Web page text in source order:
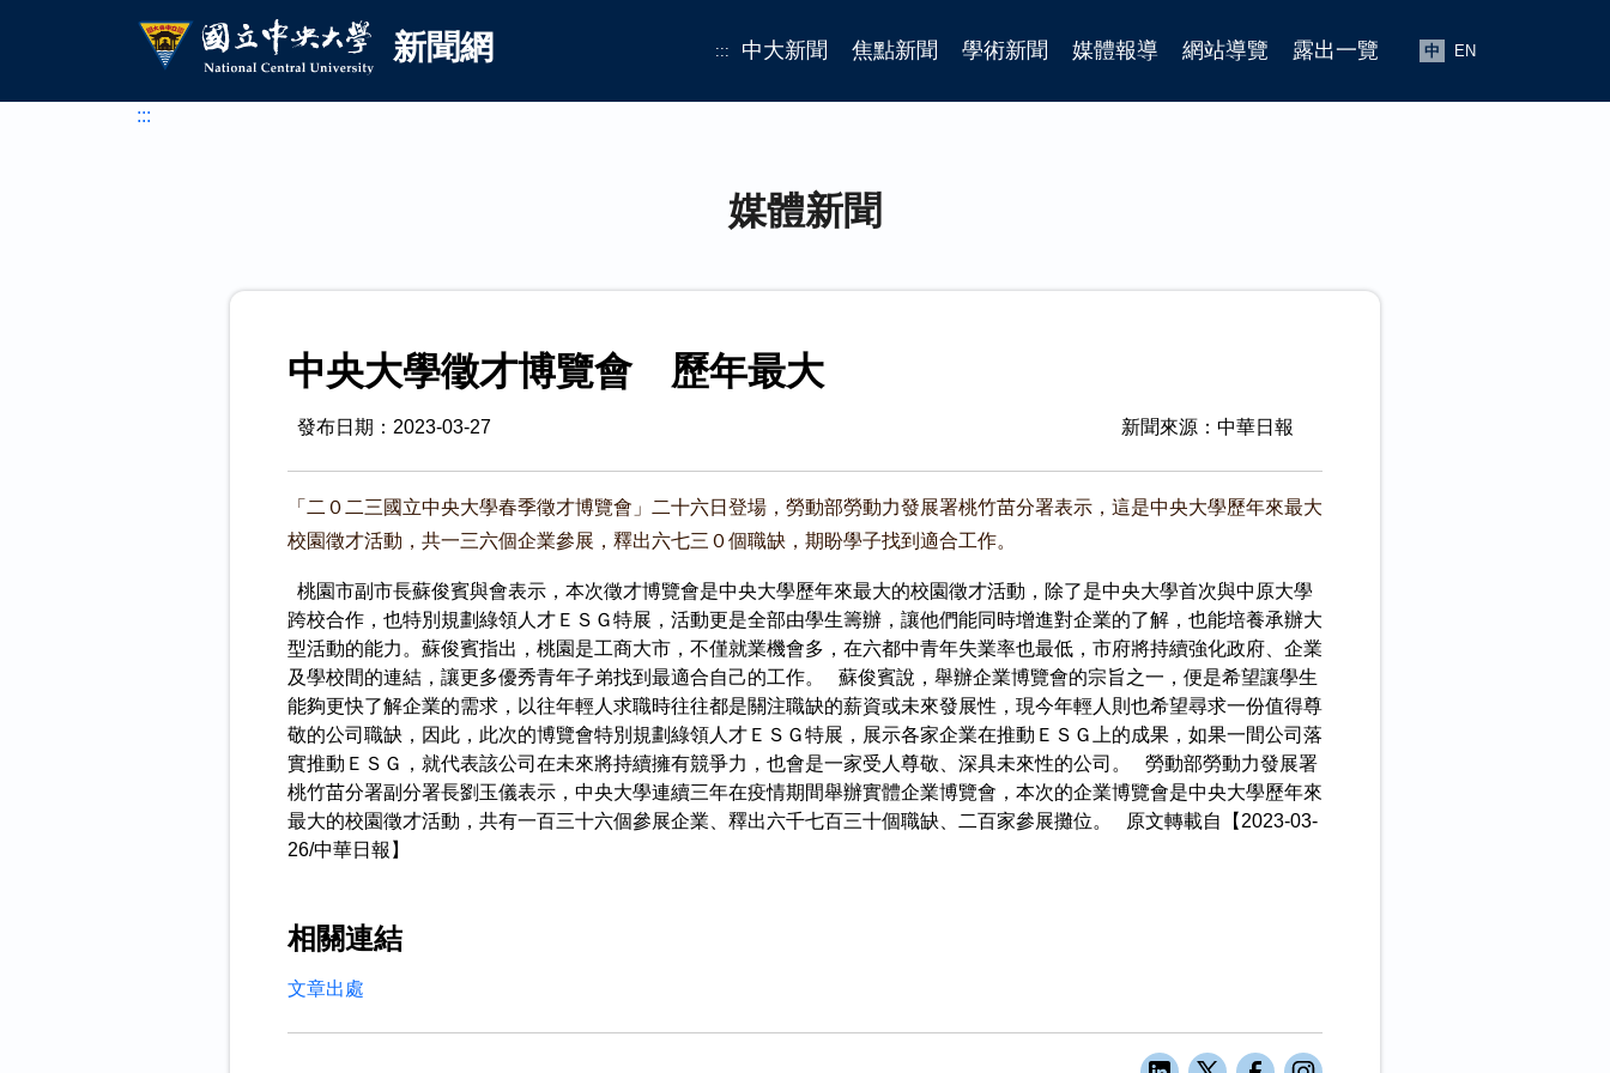
國立中央大學新聞網新聞網 ::: 中大新聞 焦點新聞 學術新聞 媒體報導 網站導覽 露出一覽 中 EN
:::
媒體新聞
中央大學徵才博覽會 歷年最大
發布日期：2023-03-27 新聞來源：中華日報
「二０二三國立中央大學春季徵才博覽會」二十六日登場，勞動部勞動力發展署桃竹苗分署表示，這是中央大學歷年來最大
校園徵才活動，共一三六個企業參展，釋出六七三０個職缺，期盼學子找到適合工作。
桃園市副市長蘇俊賓與會表示，本次徵才博覽會是中央大學歷年來最大的校園徵才活動，除了是中央大學首次與中原大學
跨校合作，也特別規劃綠領人才ＥＳＧ特展，活動更是全部由學生籌辦，讓他們能同時增進對企業的了解，也能培養承辦大
型活動的能力。蘇俊賓指出，桃園是工商大市，不僅就業機會多，在六都中青年失業率也最低，市府將持續強化政府、企業
及學校間的連結，讓更多優秀青年子弟找到最適合自己的工作。 蘇俊賓說，舉辦企業博覽會的宗旨之一，便是希望讓學生
能夠更快了解企業的需求，以往年輕人求職時往往都是關注職缺的薪資或未來發展性，現今年輕人則也希望尋求一份值得尊
敬的公司職缺，因此，此次的博覽會特別規劃綠領人才ＥＳＧ特展，展示各家企業在推動ＥＳＧ上的成果，如果一間公司落
實推動ＥＳＧ，就代表該公司在未來將持續擁有競爭力，也會是一家受人尊敬、深具未來性的公司。 勞動部勞動力發展署
桃竹苗分署副分署長劉玉儀表示，中央大學連續三年在疫情期間舉辦實體企業博覽會，本次的企業博覽會是中央大學歷年來
最大的校園徵才活動，共有一百三十六個參展企業、釋出六千七百三十個職缺、二百家參展攤位。 原文轉載自【2023-03-
26/中華日報】
相關連結
文章出處